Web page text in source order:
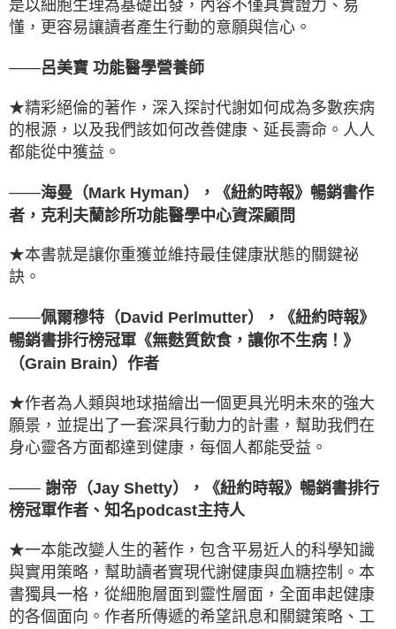
是以細胞生理為基礎出發，內容不僅具實證力、易
懂，更容易讓讀者產生行動的意願與信心。
——呂美寶 功能醫學營養師
★精彩絕倫的著作，深入探討代謝如何成為多數疾病
的根源，以及我們該如何改善健康、延長壽命。人人
都能從中獲益。
——海曼（Mark Hyman），《紐約時報》暢銷書作
者，克利夫蘭診所功能醫學中心資深顧問
★本書就是讓你重獲並維持最佳健康狀態的關鍵祕
訣。
——佩爾穆特（David Perlmutter），《紐約時報》
暢銷書排行榜冠軍《無麩質飲食，讓你不生病！》
（Grain Brain）作者
★作者為人類與地球描繪出一個更具光明未來的強大
願景，並提出了一套深具行動力的計畫，幫助我們在
身心靈各方面都達到健康，每個人都能受益。
—— 謝帝（Jay Shetty），《紐約時報》暢銷書排行
榜冠軍作者、知名podcast主持人
★一本能改變人生的著作，包含平易近人的科學知識
與實用策略，幫助讀者實現代謝健康與血糖控制。本
書獨具一格，從細胞層面到靈性層面，全面串起健康
的各個面向。作者所傳遞的希望訊息和關鍵策略、工